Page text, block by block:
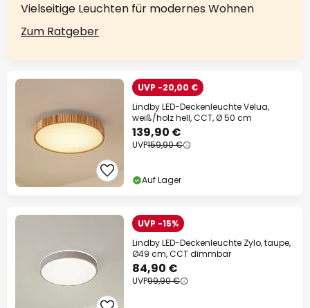
Vielseitige Leuchten für modernes Wohnen
Zum Ratgeber
UVP -20,00 €
Lindby LED-Deckenleuchte Velua,
weiß/holz hell, CCT, Ø 50 cm
139,90 €
UVP159,90 €
Auf Lager
UVP -15%
Lindby LED-Deckenleuchte Zylo, taupe,
Ø49 cm, CCT dimmbar
84,90 €
UVP99,90 €